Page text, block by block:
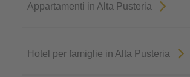
Appartamenti in Alta Pusteria
Hotel per famiglie in Alta Pusteria